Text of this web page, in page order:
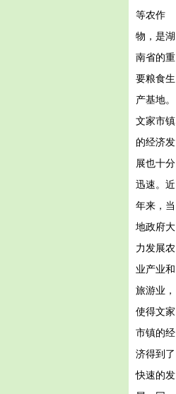
等农作
物，是湖
南省的重
要粮食生
产基地。
文家市镇
的经济发
展也十分
迅速。近
年来，当
地政府大
力发展农
业产业和
旅游业，
使得文家
市镇的经
济得到了
快速的发